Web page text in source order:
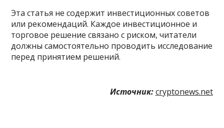
Эта статья не содержит инвестиционных советов
или рекомендаций. Каждое инвестиционное и
торговое решение связано с риском, читатели
должны самостоятельно проводить исследование
перед принятием решений.
Источник: cryptonews.net